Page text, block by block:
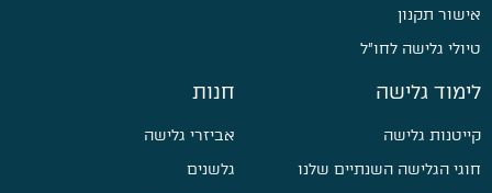
אישור תקנון
טיולי גלישה לחו״ל
לימוד גלישה
קייטנות גלישה
חוגי הגלישה השנתיים שלנו
חנות
אביזרי גלישה
גלשנים